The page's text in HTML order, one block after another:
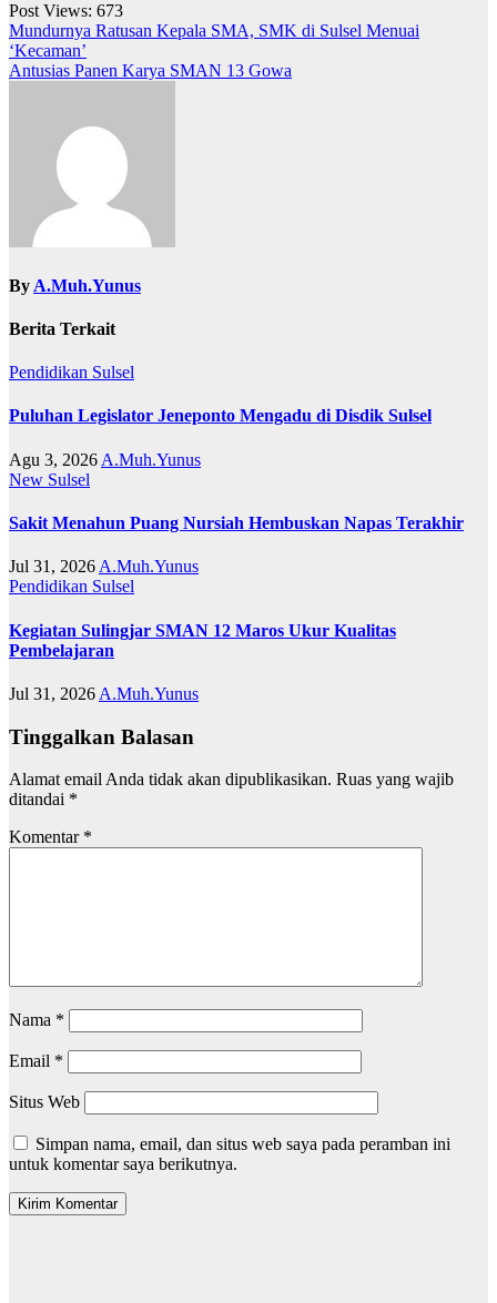
Post Views: 673
Navigasi
pos
Mundurnya Ratusan Kepala SMA, SMK di Sulsel Menuai
‘Kecaman’
Antusias Panen Karya SMAN 13 Gowa
By A.Muh.Yunus
Berita Terkait
Pendidikan Sulsel
Puluhan Legislator Jeneponto Mengadu di Disdik Sulsel
Agu 3, 2026 A.Muh.Yunus
New Sulsel
Sakit Menahun Puang Nursiah Hembuskan Napas Terakhir
Jul 31, 2026 A.Muh.Yunus
Pendidikan Sulsel
Kegiatan Sulingjar SMAN 12 Maros Ukur Kualitas
Pembelajaran
Jul 31, 2026 A.Muh.Yunus
Tinggalkan Balasan
Alamat email Anda tidak akan dipublikasikan. Ruas yang wajib
ditandai *
Komentar *
Nama *
Email *
Situs Web
Simpan nama, email, dan situs web saya pada peramban ini
untuk komentar saya berikutnya.